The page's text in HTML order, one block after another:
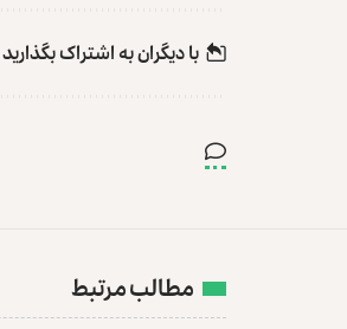
با دیگران به‌‌ اشتراک بگذارید
مطالب مرتبط